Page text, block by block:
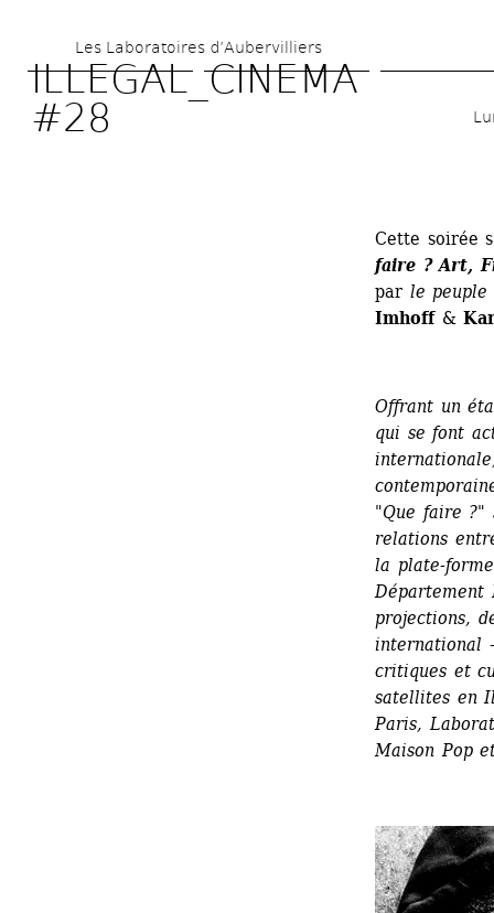
au
contenu
Les Laboratoires d’Aubervilliers
ILLEGAL_CINEMA
#28
Cette soirée
faire ? Art,
par le peuple
Imhoff&
Offrant un
qui se font
internationale
"Que faire ?"
relations
la plate-
projections,
international
critiques et
satellites en
Paris,
Maison Popet